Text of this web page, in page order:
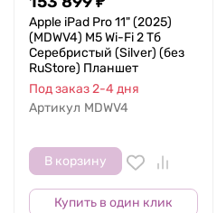
Apple iPad Pro 11" (2025)
(MDWV4) M5 Wi-Fi 2 Тб
Серебристый (Silver) (без
RuStore) Планшет
Под заказ 2-4 дня
Артикул MDWV4
В корзину
Купить в один клик